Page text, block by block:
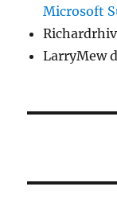
Microsoft
LarryMew